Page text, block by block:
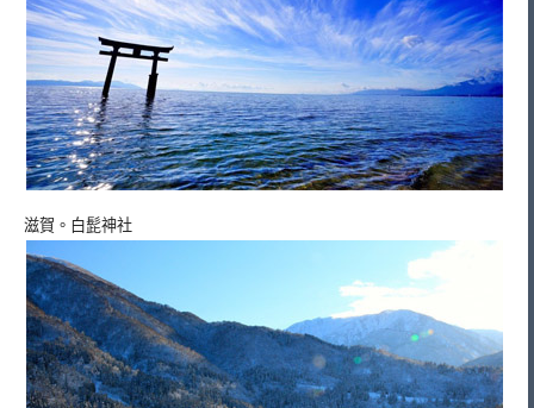
滋賀。白髭神社